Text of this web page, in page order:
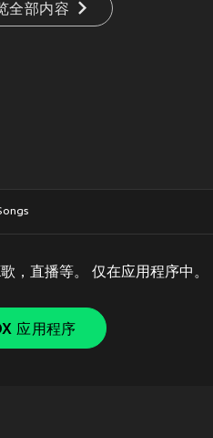
全部内容
，直播等。 仅在应用程序中。
应用程序